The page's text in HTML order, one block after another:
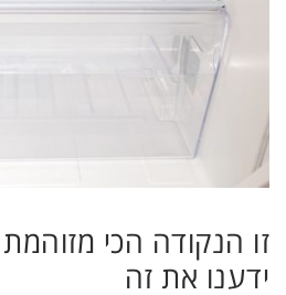
זו הנקודה הכי
ידענו את זה